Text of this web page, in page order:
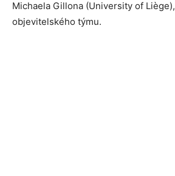
Michaela Gillona (University of
objevitelského týmu.